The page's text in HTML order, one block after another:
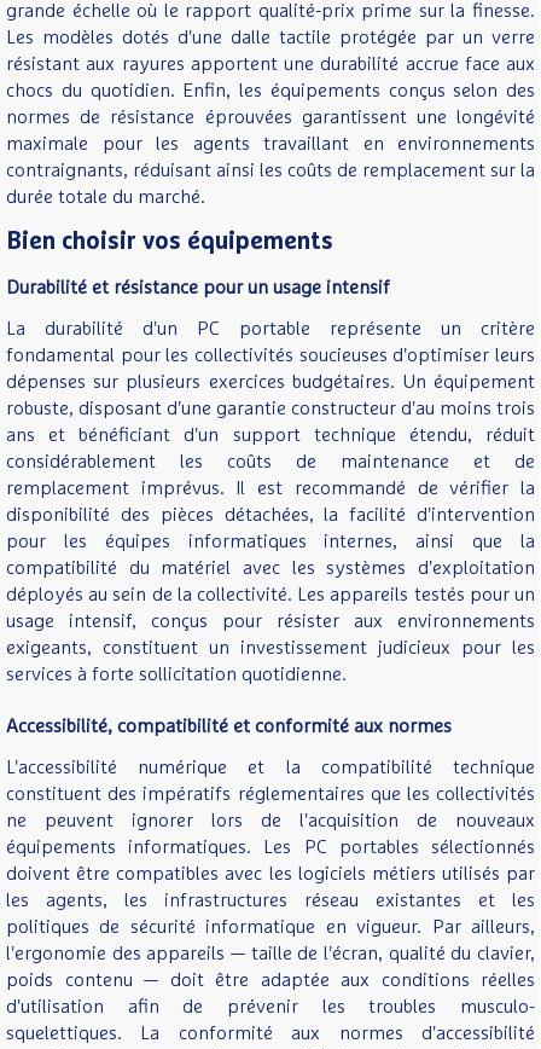
grande échelle où le rapport qualité-prix prime sur la finesse.
Les modèles dotés d'une dalle tactile protégée par un verre
résistant aux rayures apportent une durabilité accrue face aux
chocs du quotidien. Enfin, les équipements conçus selon des
normes de résistance éprouvées garantissent une longévité
maximale pour les agents travaillant en environnements
contraignants, réduisant ainsi les coûts de remplacement sur la
durée totale du marché.
Bien choisir vos équipements
Durabilité et résistance pour un usage intensif
La durabilité d'un PC portable représente un critère
fondamental pour les collectivités soucieuses d'optimiser leurs
dépenses sur plusieurs exercices budgétaires. Un équipement
robuste, disposant d'une garantie constructeur d'au moins trois
ans et bénéficiant d'un support technique étendu, réduit
considérablement les coûts de maintenance et de
remplacement imprévus. Il est recommandé de vérifier la
disponibilité des pièces détachées, la facilité d'intervention
pour les équipes informatiques internes, ainsi que la
compatibilité du matériel avec les systèmes d'exploitation
déployés au sein de la collectivité. Les appareils testés pour un
usage intensif, conçus pour résister aux environnements
exigeants, constituent un investissement judicieux pour les
services à forte sollicitation quotidienne.
Accessibilité, compatibilité et conformité aux normes
L'accessibilité numérique et la compatibilité technique
constituent des impératifs réglementaires que les collectivités
ne peuvent ignorer lors de l'acquisition de nouveaux
équipements informatiques. Les PC portables sélectionnés
doivent être compatibles avec les logiciels métiers utilisés par
les agents, les infrastructures réseau existantes et les
politiques de sécurité informatique en vigueur. Par ailleurs,
l'ergonomie des appareils — taille de l'écran, qualité du clavier,
poids contenu — doit être adaptée aux conditions réelles
d'utilisation afin de prévenir les troubles musculo-
squelettiques. La conformité aux normes d'accessibilité